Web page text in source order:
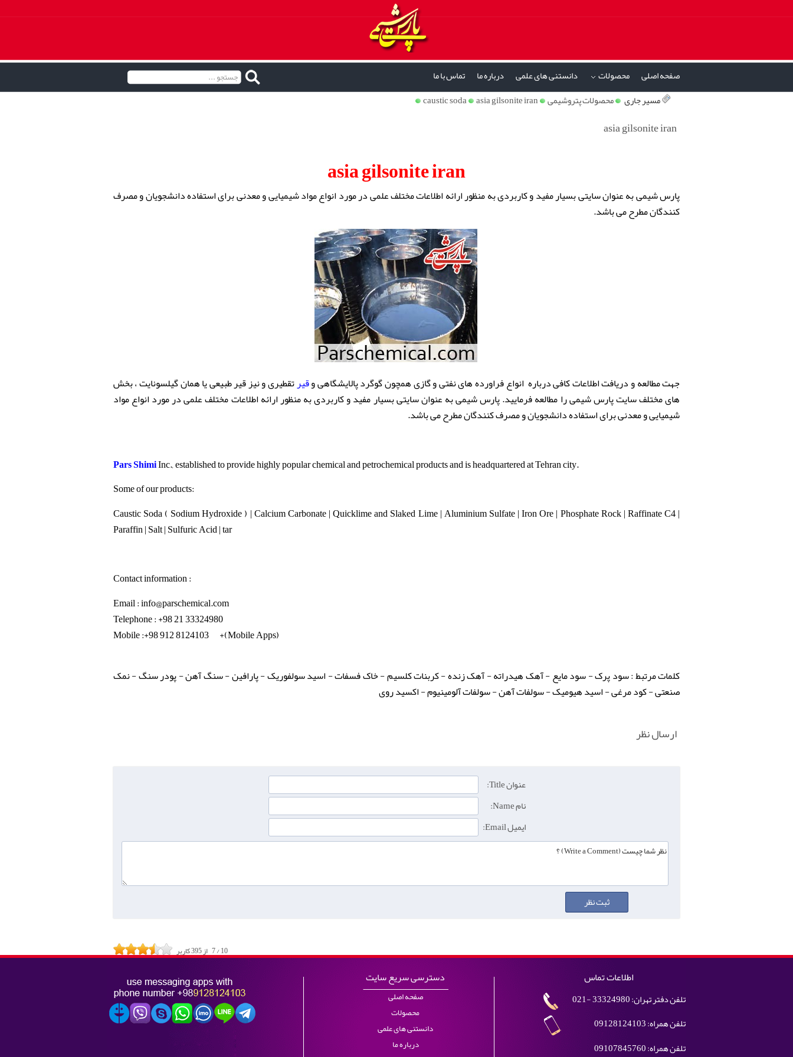
صفحه اصلی محصولات دانستنی های علمی درباره ما
تماس با ما
مسیر جاری
» محصولات پتروشیمی caustic soda asia gilsonite iran
asia gilsonite iran
asia gilsonite iran
پارس شیمی به عنوان سایتی بسیار مفید و کاربردی به منظور ارائه اطلاعات مختلف علمی در مورد انواع مواد شیمیایی و معدنی برای استفاده دانشجویان و مصرف
کنندگان مطرح می باشد.
جهت مطالعه و دریافت اطلاعات کافی درباره انواع فراورده های نفتی و گازی همچون گوگرد پالایشگاهی وقیرتقطیری و نیز قیر طبیعی یا همان گیلسونایت ، بخش
های مختلف سایت پارس شیمی را مطالعه فرمایید. پارس شیمی به عنوان سایتی بسیار مفید و کاربردی به منظور ارائه اطلاعات مختلف علمی در مورد انواع مواد
شیمیایی و معدنی برای استفاده دانشجویان و مصرف کنندگان مطرح می باشد.
Pars ShimiInc., established to provide highly popular chemical and petrochemical products and is headquartered at Tehran city.
Some of our products:
Caustic Soda ( Sodium Hydroxide ) | Calcium Carbonate | Quicklime and Slaked Lime | Aluminium Sulfate | Iron Ore | Phosphate Rock | Raffinate C4 |
Paraffin | Salt | Sulfuric Acid | tar
Contact information :
Email : info@parschemical.com
Telephone : +98 21 33324980
Mobile :+98 912 8124103 +(Mobile Apps)
کلمات مرتبط : سود پرک - سود مایع - آهک هیدراته - آهک زنده - کربنات کلسیم - خاک فسفات - اسید سولفوریک - پارافین - سنگ آهن - پودر سنگ - نمک
صنعتی - کود مرغی - اسید هیومیک - سولفات آهن - سولفات آلومینیوم - اکسید روی
ارسال نظر
عنوان Title:
نام Name:
ایمیل Email:
7/10 از395کاربر
اطلاعات تماس
تلفن دفتر تهران: 33324980 -021
تلفن همراه: 09128124103
تلفن همراه: 09107845760
دسترسی سریع سایت
صفحه اصلی
محصولات
دانستنی های علمی
درباره ما